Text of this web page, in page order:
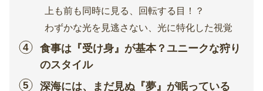
上も前も同時に見る、回転する目！？
わずかな光を見逃さない、光に特化した視覚
食事は『受け身』が基本？ユニークな狩り
のスタイル
深海には、まだ見ぬ『夢』が眠っている